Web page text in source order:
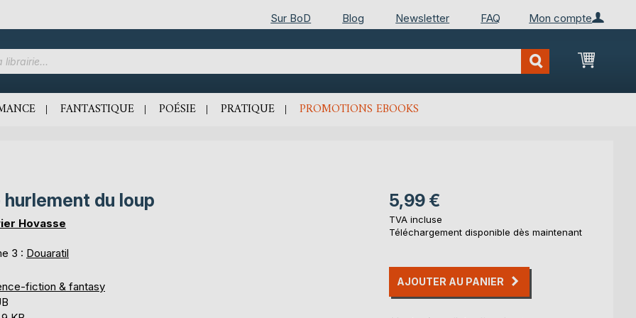
Mon compte
Sur BoD Blog Newsletter FAQ
Mon
FANTASTIQUE POÉSIE PRATIQUE PROMOTIONS EBOOKS
hurlement du loup
Hovasse
3 : Douaratil
fiction & fantasy
5,99 €
TVA incluse
Téléchargement disponible dès maintenant
AJOUTER AU PANIER